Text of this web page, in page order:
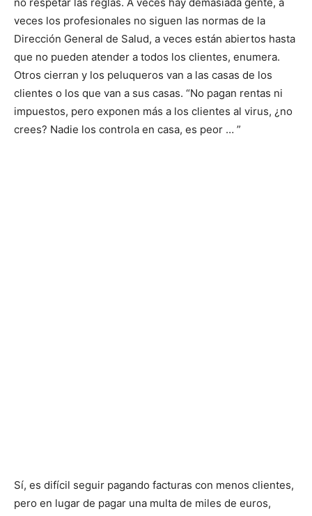
veces los profesionales no siguen las normas de la
Dirección General de Salud, a veces están abiertos hasta
que no pueden atender a todos los clientes, enumera.
Otros cierran y los peluqueros van a las casas de los
clientes o los que van a sus casas. “No pagan rentas ni
impuestos, pero exponen más a los clientes al virus, ¿no
crees? Nadie los controla en casa, es peor … ”
Sí, es difícil seguir pagando facturas con menos clientes,
pero en lugar de pagar una multa de miles de euros,